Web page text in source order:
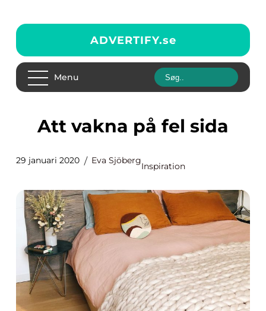
ADVERTIFY.se
Menu
Att vakna på fel sida
29 januari 2020 Eva Sjöberg
Inspiration